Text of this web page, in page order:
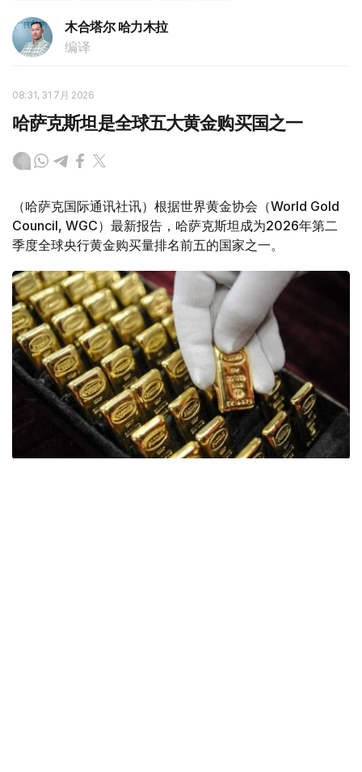
木合塔尔 哈力木拉
编译
08:31, 31 7月 2026
哈萨克斯坦是全球五大黄金购买国之一
（哈萨克国际通讯社讯）根据世界黄金协会（World Gold
Council, WGC）最新报告，哈萨克斯坦成为2026年第二
季度全球央行黄金购买量排名前五的国家之一。